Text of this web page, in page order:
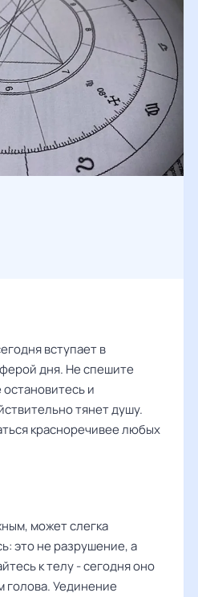
вступает в
дня. Не спешите
и
тянет душу.
красноречивее любых
может слегка
это не разрушение, а
к телу - сегодня оно
голова. Уединение